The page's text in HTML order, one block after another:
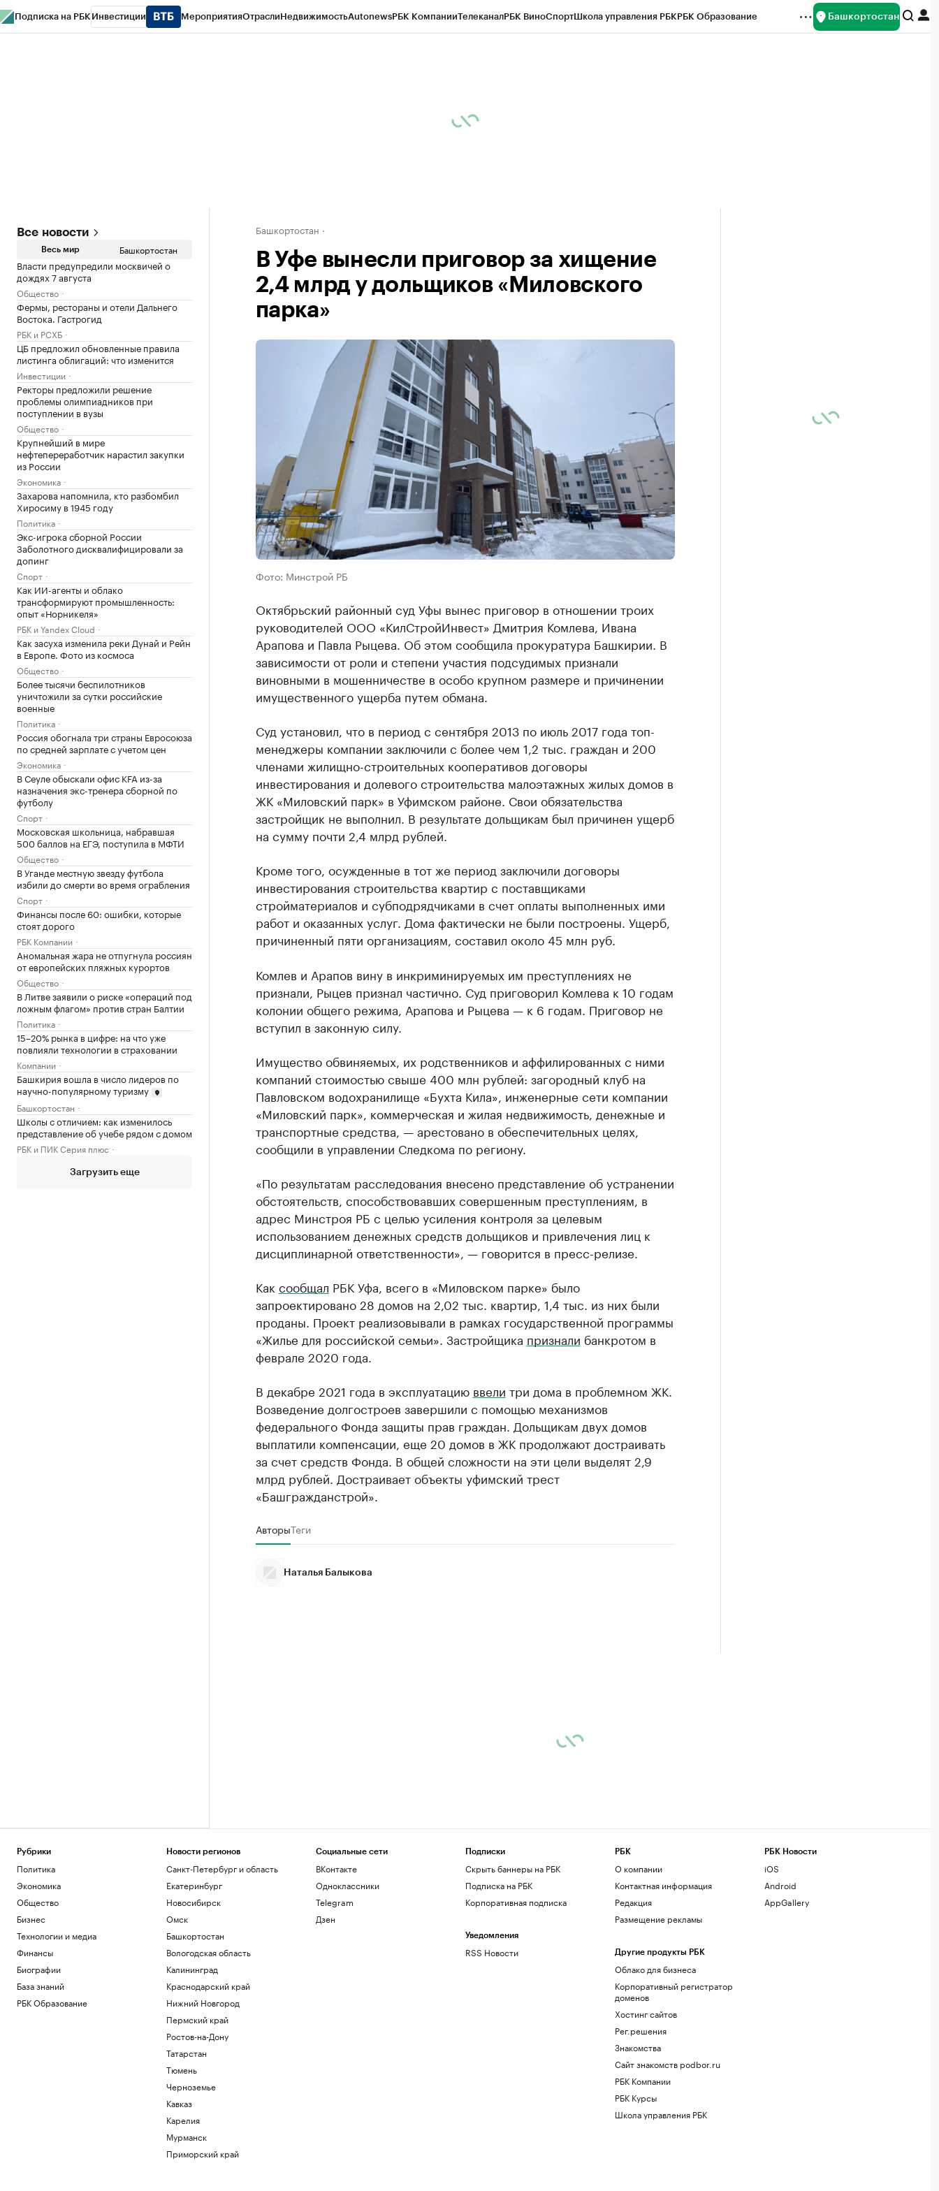
Подписка на РБК Инвестиции МероприятияОтраслиНедвижимостьAutonewsРБК КомпанииТелеканалРБК ВиноСпортШкола управления РБКРБК Образование Башкортостан
Все новости
Весь мир Башкортостан
Власти предупредили москвичей о
дождях 7 августа
Общество
Фермы, рестораны и отели Дальнего
Востока. Гастрогид
РБК и РСХБ
ЦБ предложил обновленные правила
листинга облигаций: что изменится
Инвестиции
Ректоры предложили решение
проблемы олимпиадников при
поступлении в вузы
Общество
Крупнейший в мире
нефтепереработчик нарастил закупки
из России
Экономика
Захарова напомнила, кто разбомбил
Хиросиму в 1945 году
Политика
Экс-игрока сборной России
Заболотного дисквалифицировали за
допинг
Спорт
Как ИИ-агенты и облако
трансформируют промышленность:
опыт «Норникеля»
РБК и Yandex Cloud
Как засуха изменила реки Дунай и Рейн
в Европе. Фото из космоса
Общество
Более тысячи беспилотников
уничтожили за сутки российские
военные
Политика
Россия обогнала три страны Евросоюза
по средней зарплате с учетом цен
Экономика
В Сеуле обыскали офис KFA из-за
назначения экс-тренера сборной по
футболу
Спорт
Московская школьница, набравшая
500 баллов на ЕГЭ, поступила в МФТИ
Общество
В Уганде местную звезду футбола
избили до смерти во время ограбления
Спорт
Финансы после 60: ошибки, которые
стоят дорого
РБК Компании
Аномальная жара не отпугнула россиян
от европейских пляжных курортов
Общество
В Литве заявили о риске «операций под
ложным флагом» против стран Балтии
Политика
15–20% рынка в цифре: на что уже
повлияли технологии в страховании
Компании
Башкирия вошла в число лидеров по
научно-популярному туризму
Башкортостан
Школы с отличием: как изменилось
представление об учебе рядом с домом
РБК и ПИК Серия плюс
Загрузить еще
Башкортостан
В Уфе вынесли приговор за хищение
2,4 млрд у дольщиков «Миловского
парка»
Фото: Минстрой РБ
Октябрьский районный суд Уфы вынес приговор в отношении троих
руководителей ООО «КилСтройИнвест» Дмитрия Комлева, Ивана
Арапова и Павла Рыцева. Об этом сообщила прокуратура Башкирии. В
зависимости от роли и степени участия подсудимых признали
виновными в мошенничестве в особо крупном размере и причинении
имущественного ущерба путем обмана.
Суд установил, что в период с сентября 2013 по июль 2017 года топ-
менеджеры компании заключили с более чем 1,2 тыс. граждан и 200
членами жилищно-строительных кооперативов договоры
инвестирования и долевого строительства малоэтажных жилых домов в
ЖК «Миловский парк» в Уфимском районе. Свои обязательства
застройщик не выполнил. В результате дольщикам был причинен ущерб
на сумму почти 2,4 млрд рублей.
Кроме того, осужденные в тот же период заключили договоры
инвестирования строительства квартир с поставщиками
стройматериалов и субподрядчиками в счет оплаты выполненных ими
работ и оказанных услуг. Дома фактически не были построены. Ущерб,
причиненный пяти организациям, составил около 45 млн руб.
Комлев и Арапов вину в инкриминируемых им преступлениях не
признали, Рыцев признал частично. Суд приговорил Комлева к 10 годам
колонии общего режима, Арапова и Рыцева — к 6 годам. Приговор не
вступил в законную силу.
Имущество обвиняемых, их родственников и аффилированных с ними
компаний стоимостью свыше 400 млн рублей: загородный клуб на
Павловском водохранилище «Бухта Кила», инженерные сети компании
«Миловский парк», коммерческая и жилая недвижимость, денежные и
транспортные средства, — арестовано в обеспечительных целях,
сообщили в управлении Следкома по региону.
«По результатам расследования внесено представление об устранении
обстоятельств, способствовавших совершенным преступлениям, в
адрес Минстроя РБ с целью усиления контроля за целевым
использованием денежных средств дольщиков и привлечения лиц к
дисциплинарной ответственности», — говорится в пресс-релизе.
Как сообщал РБК Уфа, всего в «Миловском парке» было
запроектировано 28 домов на 2,02 тыс. квартир, 1,4 тыс. из них были
проданы. Проект реализовывали в рамках государственной программы
«Жилье для российской семьи». Застройщика признали банкротом в
феврале 2020 года.
В декабре 2021 года в эксплуатацию ввели три дома в проблемном ЖК.
Возведение долгостроев завершили с помощью механизмов
федерального Фонда защиты прав граждан. Дольщикам двух домов
выплатили компенсации, еще 20 домов в ЖК продолжают достраивать
за счет средств Фонда. В общей сложности на эти цели выделят 2,9
млрд рублей. Достраивает объекты уфимский трест
«Башгражданстрой».
АвторыТеги
Наталья Балыкова
Рубрики
Политика
Экономика
Общество
Бизнес
Технологии и медиа
Финансы
Биографии
База знаний
РБК Образование
Новости регионов
Санкт-Петербург и область
Екатеринбург
Новосибирск
Омск
Башкортостан
Вологодская область
Калининград
Краснодарский край
Нижний Новгород
Пермский край
Ростов-на-Дону
Татарстан
Тюмень
Черноземье
Кавказ
Карелия
Мурманск
Приморский край
Социальные сети
ВКонтакте
Одноклассники
Telegram
Дзен
Подписки
Скрыть баннеры на РБК
Подписка на РБК
Корпоративная подписка
Уведомления
RSS Новости
РБК
О компании
Контактная информация
Редакция
Размещение рекламы
Другие продукты РБК
Облако для бизнеса
Корпоративный регистратор
доменов
Хостинг сайтов
Рег.решения
Знакомства
Сайт знакомств podbor.ru
РБК Компании
РБК Курсы
Школа управления РБК
РБК Новости
iOS
Android
AppGallery